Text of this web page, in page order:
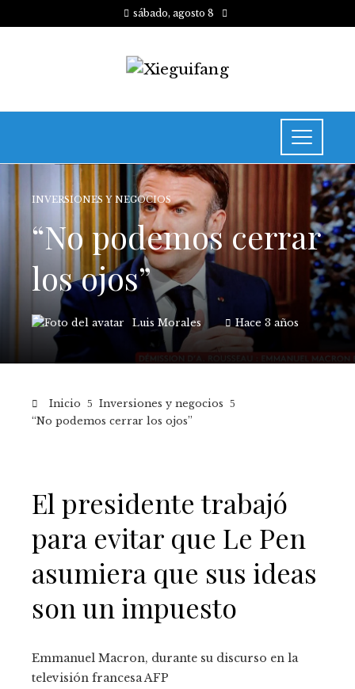
sábado, agosto 8
INVERSIONES Y NEGOCIOS
“No podemos cerrar
los ojos”
Luis Morales Hace 3 años
Inicio
Inversiones y negocios
“No podemos cerrar los ojos”
El presidente trabajó
para evitar que Le Pen
asumiera que sus ideas
son un impuesto
Emmanuel Macron, durante su discurso en la
televisión francesaAFP